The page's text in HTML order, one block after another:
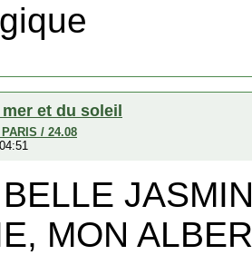
et du soleil
/ 24.08
MON